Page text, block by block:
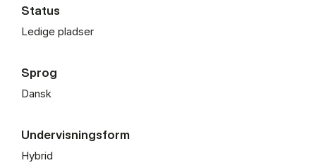
Status
Ledige pladser
Sprog
Dansk
Undervisningsform
Hybrid